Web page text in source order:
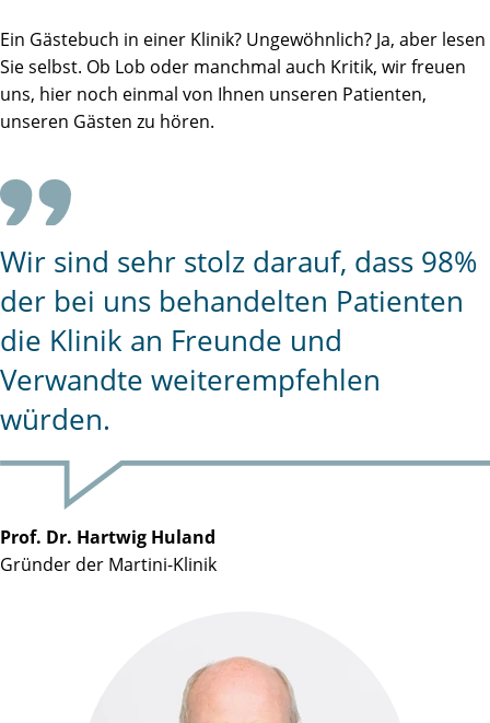
Ein Gästebuch in einer Klinik? Ungewöhnlich? Ja, aber lesen
Sie selbst. Ob Lob oder manchmal auch Kritik, wir freuen
uns, hier noch einmal von Ihnen unseren Patienten,
unseren Gästen zu hören.
Wir sind sehr stolz darauf, dass 98%
der bei uns behandelten Patienten
die Klinik an Freunde und
Verwandte weiterempfehlen
würden.
Prof. Dr. Hartwig Huland
Gründer der Martini-Klinik